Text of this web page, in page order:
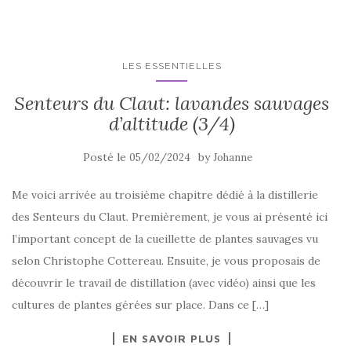
LES ESSENTIELLES
Senteurs du Claut: lavandes sauvages
d’altitude (3/4)
Posté le 05/02/2024 byJohanne
Me voici arrivée au troisième chapitre dédié à la distillerie
des Senteurs du Claut. Premièrement, je vous ai présenté ici
l’important concept de la cueillette de plantes sauvages vu
selon Christophe Cottereau. Ensuite, je vous proposais de
découvrir le travail de distillation (avec vidéo) ainsi que les
cultures de plantes gérées sur place. Dans ce […]
EN SAVOIR PLUS